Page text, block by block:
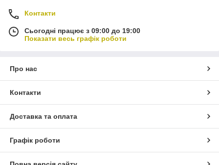
Контакти
Сьогодні працює з 09:00 до 19:00
Показати весь графік роботи
Про нас
Контакти
Доставка та оплата
Графік роботи